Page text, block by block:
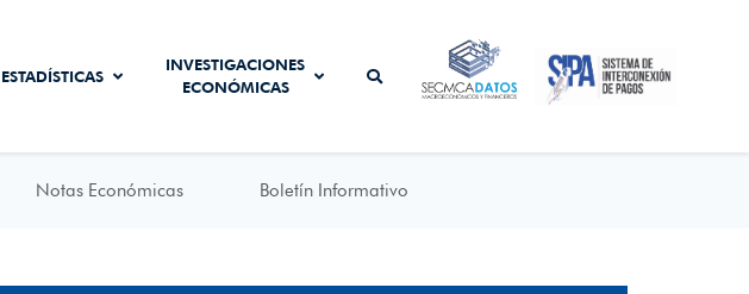
ESTADÍSTICAS
INVESTIGACIONES
ECONÓMICAS
SECMCA
DATOS
SISTEMA DE
INTERCONEXIÓN
DE PAGOS
Notas Económicas Boletín Informativo